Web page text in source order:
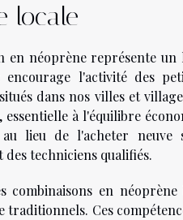
locale
en néoprène représente
l'activité des
dans nos villes et
à l'équilibre
lieu de l'acheter neuve
techniciens qualifiés.
en
Ces